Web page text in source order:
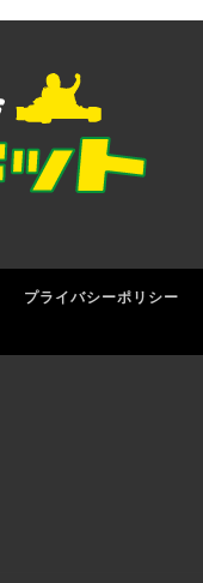
プライバシーポリシー